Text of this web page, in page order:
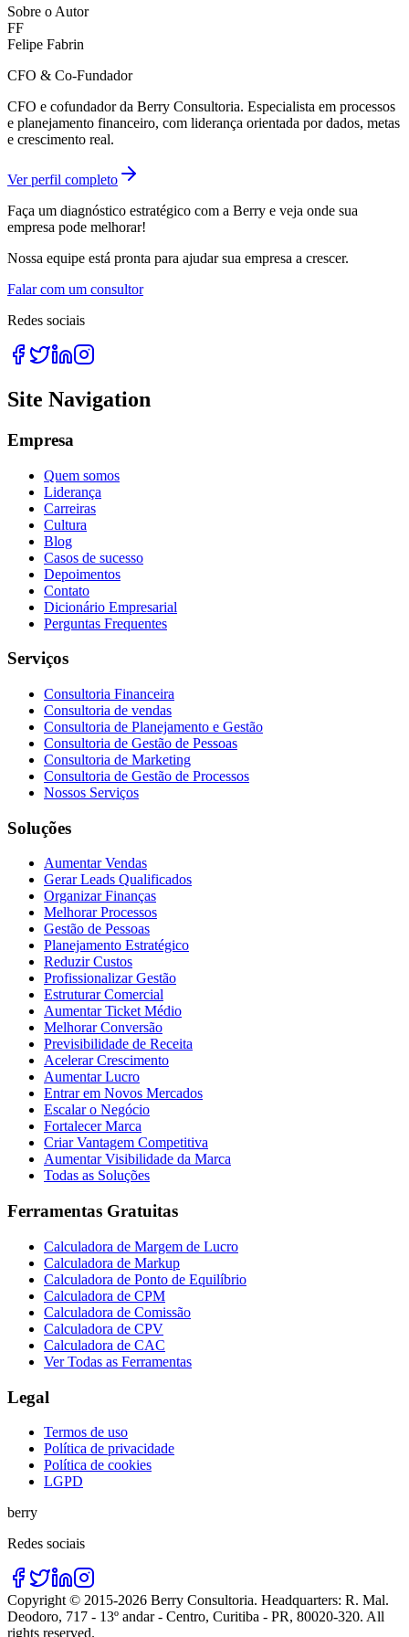
Sobre o Autor
FF
Felipe Fabrin
CFO & Co-Fundador
CFO e cofundador da Berry Consultoria. Especialista em processos
e planejamento financeiro, com liderança orientada por dados, metas
e crescimento real.
Ver perfil completo
Faça um diagnóstico estratégico com a Berry e veja onde sua
empresa pode melhorar!
Nossa equipe está pronta para ajudar sua empresa a crescer.
Falar com um consultor
Redes sociais
Site Navigation
Empresa
Quem somos
Liderança
Carreiras
Cultura
Blog
Casos de sucesso
Depoimentos
Contato
Dicionário Empresarial
Perguntas Frequentes
Serviços
Consultoria Financeira
Consultoria de vendas
Consultoria de Planejamento e Gestão
Consultoria de Gestão de Pessoas
Consultoria de Marketing
Consultoria de Gestão de Processos
Nossos Serviços
Soluções
Aumentar Vendas
Gerar Leads Qualificados
Organizar Finanças
Melhorar Processos
Gestão de Pessoas
Planejamento Estratégico
Reduzir Custos
Profissionalizar Gestão
Estruturar Comercial
Aumentar Ticket Médio
Melhorar Conversão
Previsibilidade de Receita
Acelerar Crescimento
Aumentar Lucro
Entrar em Novos Mercados
Escalar o Negócio
Fortalecer Marca
Criar Vantagem Competitiva
Aumentar Visibilidade da Marca
Todas as Soluções
Ferramentas Gratuitas
Calculadora de Margem de Lucro
Calculadora de Markup
Calculadora de Ponto de Equilíbrio
Calculadora de CPM
Calculadora de Comissão
Calculadora de CPV
Calculadora de CAC
Ver Todas as Ferramentas
Legal
Termos de uso
Política de privacidade
Política de cookies
LGPD
berry
Redes sociais
Copyright © 2015-2026 Berry Consultoria. Headquarters: R. Mal.
Deodoro, 717 - 13º andar - Centro, Curitiba - PR, 80020-320. All
rights reserved.